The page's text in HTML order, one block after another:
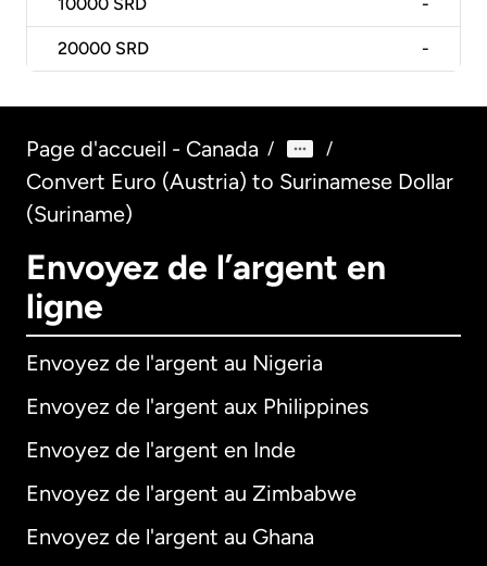
10000 SRD -
20000 SRD -
Page d'accueil - Canada / /
Convert Euro (Austria) to Surinamese Dollar
(Suriname)
Envoyez de l’argent en
ligne
Envoyez de l'argent au Nigeria
Envoyez de l'argent aux Philippines
Envoyez de l'argent en Inde
Envoyez de l'argent au Zimbabwe
Envoyez de l'argent au Ghana